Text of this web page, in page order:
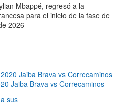
Mbappé, regresó a la
para el inicio de la fase de
2026
Jaiba Brava vs Correcaminos